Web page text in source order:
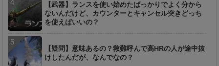
【武器】ランスを使い始めたばっかりでよく分から
ないんだけど、カウンターとキャンセル突きどっち
を使えばいいの？
【疑問】意味あるの？救難呼んで高HRの人が途中抜
けしたんだが、なんでなの？